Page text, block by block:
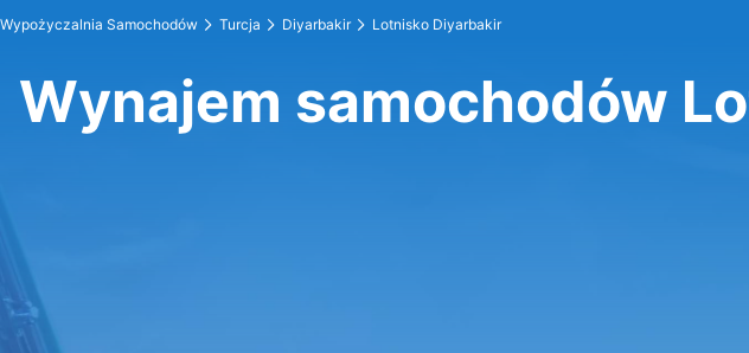
Wypożyczalnia Samochodów Turcja Diyarbakir Lotnisko Diyarbakir
Wynajem samochodów